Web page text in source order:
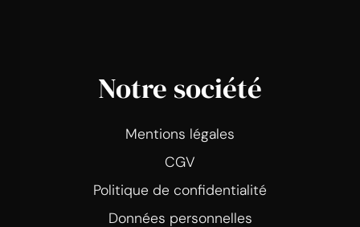
Notre société
Mentions légales
CGV
Politique de confidentialité
Données personnelles